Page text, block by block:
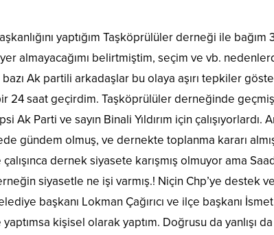
yaptığım Taşköprülüler derneği ile bağım
almayacağımı belirtmiştim, seçim ve vb.
Ak partili arkadaşlar bu olaya aşırı tepkiler
24 saat geçirdim. Taşköprülüler derneğinde
Ak Parti ve sayın Binali Yıldırım için çalışıyorlardı.
gündem olmuş, ve dernekte toplanma kararı
dernek siyasete karışmış olmuyor ama
siyasetle ne işi varmış.! Niçin Chp’ye destek
başkanı Lokman Çağırıcı ve ilçe başkanı
kişisel olarak yaptım. Doğrusu da yanlışı